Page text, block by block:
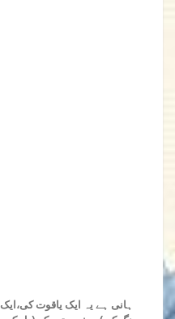
ہانی ہے یہ ایک یاقوت